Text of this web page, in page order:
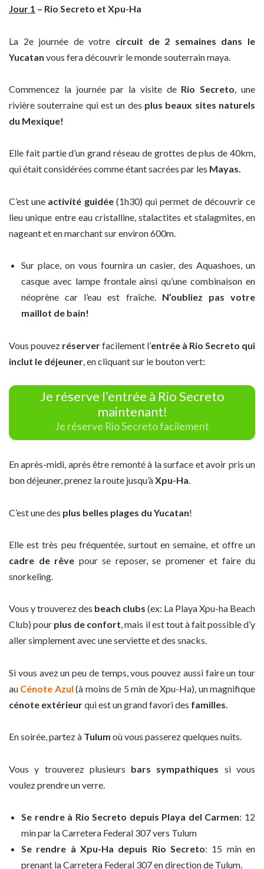
Jour 1 – Rio Secreto et Xpu-Ha
La 2e journée de votre circuit de 2 semaines dans le
Yucatan vous fera découvrir le monde souterrain maya.
Commencez la journée par la visite de Rio Secreto, une
rivière souterraine qui est un des plus beaux sites naturels
du Mexique!
Elle fait partie d’un grand réseau de grottes de plus de 40km,
qui était considérées comme étant sacrées par les Mayas.
C’est une activité guidée(1h30) qui permet de découvrir ce
lieu unique entre eau cristalline, stalactites et stalagmites, en
nageant et en marchant sur environ 600m.
Sur place, on vous fournira un casier, des Aquashoes, un
casque avec lampe frontale ainsi qu’une combinaison en
néoprène car l’eau est fraîche.N’oubliez pas votre
maillot de bain!
Vous pouvez réserverfacilement l’entrée à Rio Secreto qui
inclut le déjeuner , en cliquant sur le bouton vert:
Je réserve l’entrée à Rio Secreto
maintenant!
Je réserve Rio Secreto facilement
En après-midi, après être remonté à la surface et avoir pris un
bon déjeuner, prenez la route jusqu’àXpu-Ha.
C’est une des plus belles plages du Yucatan!
Elle est très peu fréquentée, surtout en semaine, et offre un
cadre de rêve pour se reposer, se promener et faire du
snorkeling.
Vous y trouverez des beach clubs (ex: La Playa Xpu-ha Beach
Club) pour plus de confort, mais il est tout à fait possible d’y
aller simplement avec une serviette et des snacks.
Si vous avez un peu de temps, vous pouvez aussi faire un tour
au Cénote Azul (à moins de 5 min de Xpu-Ha), un magnifique
cénote extérieurqui est un grand favori des familles
En soirée, partez à Tulum où vous passerez quelques nuits.
Vous y trouverez plusieurs bars sympathiques si vous
voulez prendre un verre.
Se rendre à Rio Secreto depuis Playa del Carmen: 12
min par la Carretera Federal 307 vers Tulum
Se rendre à Xpu-Ha depuis Rio Secreto: 15 min en
prenant la Carretera Federal 307 en direction de Tulum.